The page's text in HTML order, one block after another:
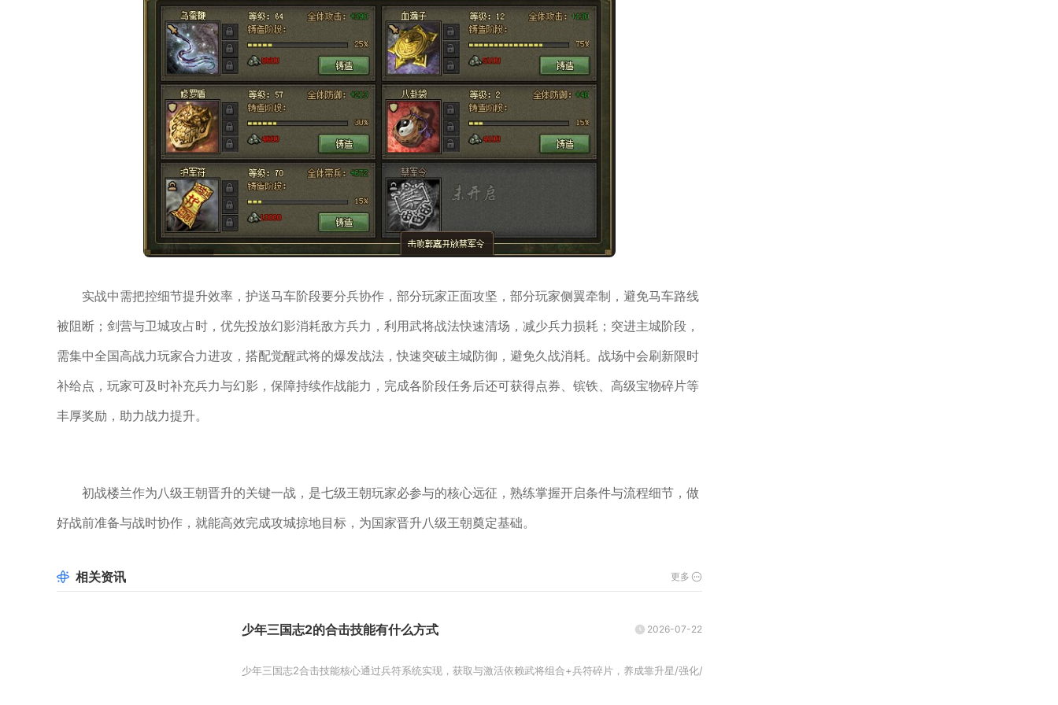
实战中需把控细节提升效率，护送马车阶段要分兵协作，部分玩家正面攻坚，部分玩家侧翼牵制，避免马车路线
被阻断；剑营与卫城攻占时，优先投放幻影消耗敌方兵力，利用武将战法快速清场，减少兵力损耗；突进主城阶段，
需集中全国高战力玩家合力进攻，搭配觉醒武将的爆发战法，快速突破主城防御，避免久战消耗。战场中会刷新限时
补给点，玩家可及时补充兵力与幻影，保障持续作战能力，完成各阶段任务后还可获得点券、镔铁、高级宝物碎片等
丰厚奖励，助力战力提升。
初战楼兰作为八级王朝晋升的关键一战，是七级王朝玩家必参与的核心远征，熟练掌握开启条件与流程细节，做
好战前准备与战时协作，就能高效完成攻城掠地目标，为国家晋升八级王朝奠定基础。
相关资讯 更多
少年三国志2的合击技能有什么方式 2026-07-22
少年三国志2合击技能核心通过兵符系统实现，获取与激活依赖武将组合+兵符碎片，养成靠升星/强化/刻印，战斗需攒合击值手动释...